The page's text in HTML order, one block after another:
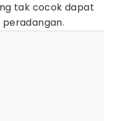
tak cocok dapat